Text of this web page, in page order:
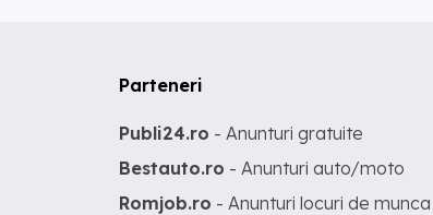
Parteneri
Publi24.ro - Anunturi gratuite
Bestauto.ro - Anunturi auto/moto
Romjob.ro - Anunturi locuri de munca